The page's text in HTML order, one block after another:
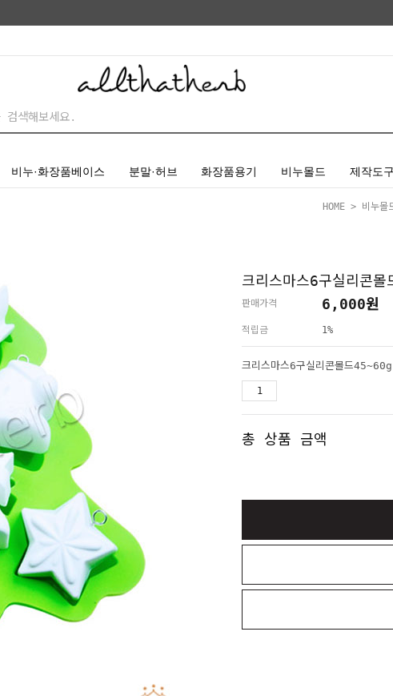
비누·화장품베이스 분말·허브 화장품용기 비누몰드 제작도구
HOME > 비누몰
크리스마스6구실리콘
판매가격 6,000원
적립금 1%
크리스마스6구실리콘몰드45~60g
총 상품 금액